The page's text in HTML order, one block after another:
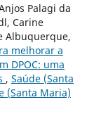
Palagi da
Carine
Albuquerque,
melhorar a
DPOC: uma
, Saúde (Santa
(Santa Maria)